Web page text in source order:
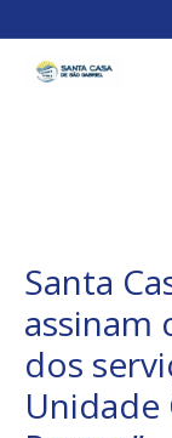
Santa
assinam
dos
Unidade